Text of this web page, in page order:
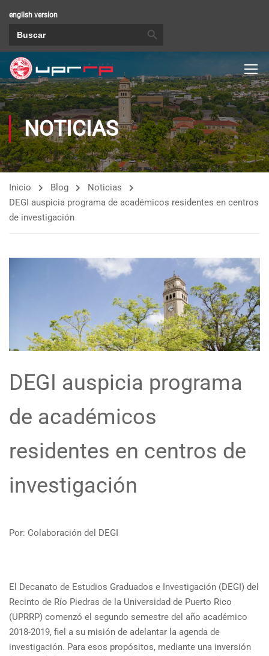
english version
NOTICIAS
Inicio Blog
Noticias
DEGI auspicia programa de académicos residentes en centros
de investigación
DEGI auspicia programa
de académicos
residentes en centros de
investigación
Por: Colaboración del DEGI
El Decanato de Estudios Graduados e Investigación (DEGI) del
Recinto de Río Piedras de la Universidad de Puerto Rico
(UPRRP) comenzó el segundo semestre del año académico
2018-2019, fiel a su misión de adelantar la agenda de
investigación. Para esos propósitos, mediante una inversión